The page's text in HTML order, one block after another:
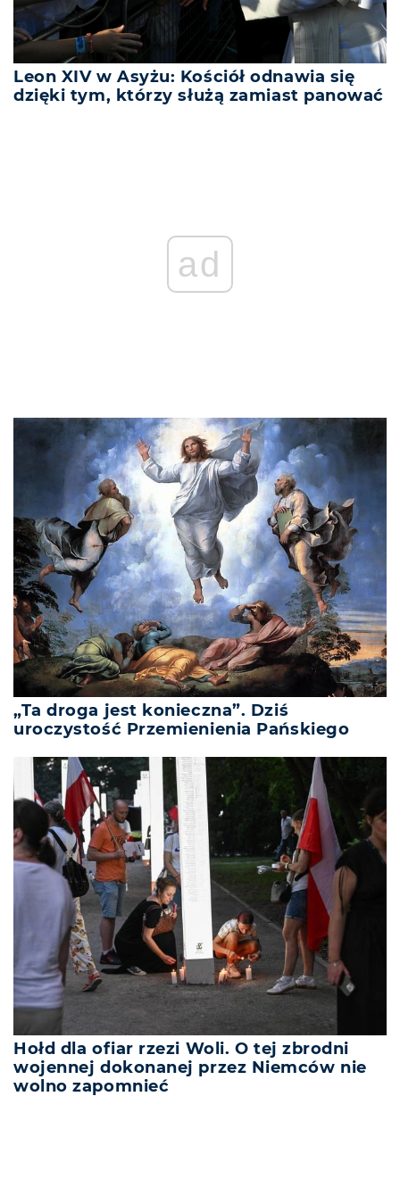
Leon XIV w Asyżu: Kościół odnawia się
dzięki tym, którzy służą zamiast panować
ad
„Ta droga jest konieczna”. Dziś
uroczystość Przemienienia Pańskiego
Hołd dla ofiar rzezi Woli. O tej zbrodni
wojennej dokonanej przez Niemców nie
wolno zapomnieć